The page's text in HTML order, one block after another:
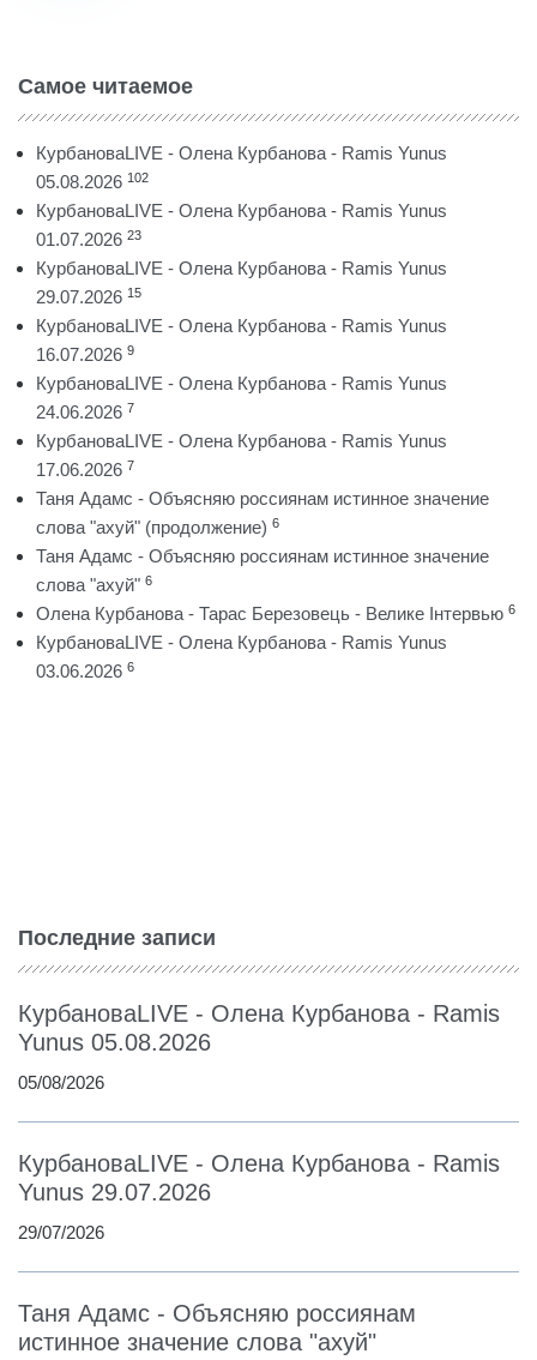
Самое читаемое
КурбановаLIVE - Олена Курбанова - Ramis Yunus
05.08.2026 102
КурбановаLIVE - Олена Курбанова - Ramis Yunus
01.07.2026 23
КурбановаLIVE - Олена Курбанова - Ramis Yunus
29.07.2026 15
КурбановаLIVE - Олена Курбанова - Ramis Yunus
16.07.2026 9
КурбановаLIVE - Олена Курбанова - Ramis Yunus
24.06.2026 7
КурбановаLIVE - Олена Курбанова - Ramis Yunus
17.06.2026 7
Таня Адамс - Объясняю россиянам истинное значение
слова "ахуй" (продолжение) 6
Таня Адамс - Объясняю россиянам истинное значение
слова "ахуй" 6
Олена Курбанова - Тарас Березовець - Велике Інтервью 6
КурбановаLIVE - Олена Курбанова - Ramis Yunus
03.06.2026 6
Последние записи
КурбановаLIVE - Олена Курбанова - Ramis
Yunus 05.08.2026
05/08/2026
КурбановаLIVE - Олена Курбанова - Ramis
Yunus 29.07.2026
29/07/2026
Таня Адамс - Объясняю россиянам
истинное значение слова "ахуй"